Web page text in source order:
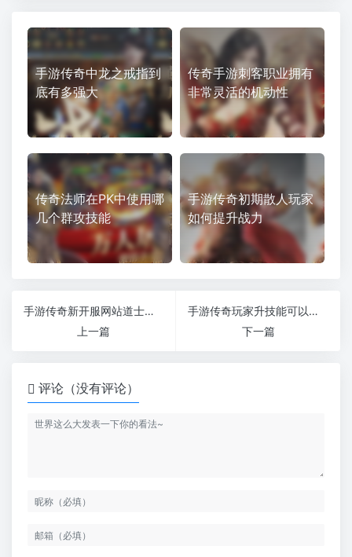
手游传奇中龙之戒指到
底有多强大
传奇手游刺客职业拥有
非常灵活的机动性
传奇法师在PK中使用哪
几个群攻技能
手游传奇初期散人玩家
如何提升战力
手游传奇新开服网站道士为什么要用战士武器
上一篇
手游传奇玩家升技能可以去练功房
下一篇
评论（没有评论）